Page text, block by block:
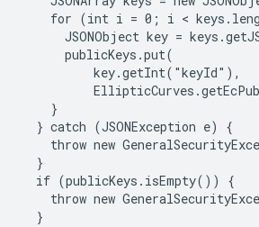
for (int i = 0; i <
JSONObject key =
      publicKeys.put(
          key.getInt("keyId"),
    }
  } catch (JSONException e) {
throw new
  }
  if (publicKeys.isEmpty()) {
throw new
  }